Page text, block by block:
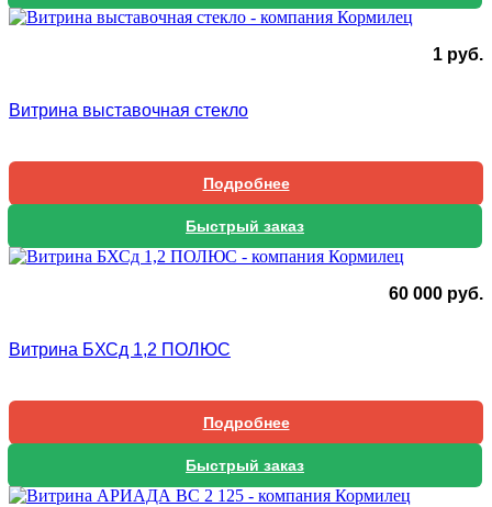
1 руб.
Витрина выставочная стекло
Подробнее
Быстрый заказ
60 000 руб.
Витрина БХСд 1,2 ПОЛЮС
Подробнее
Быстрый заказ